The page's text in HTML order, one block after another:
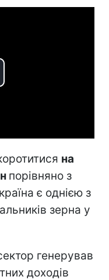
на
порівняно з
є однією з
зерна у
генерував
доходів